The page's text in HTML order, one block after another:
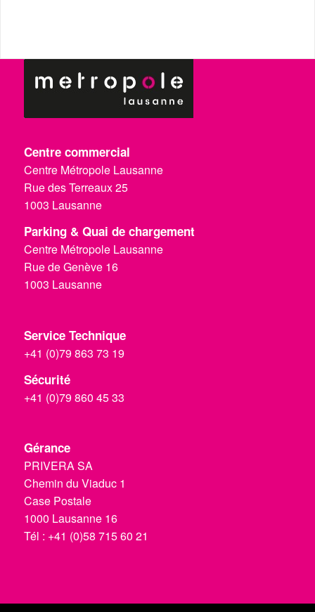
Centre commercial
Centre Métropole Lausanne
Rue des Terreaux 25
1003 Lausanne
Parking & Quai de chargement
Centre Métropole Lausanne
Rue de Genève 16
1003 Lausanne
Service Technique
+41 (0)79 863 73 19
Sécurité
+41 (0)79 860 45 33
Gérance
PRIVERA SA
Chemin du Viaduc 1
Case Postale
1000 Lausanne 16
Tél : +41 (0)58 715 60 21